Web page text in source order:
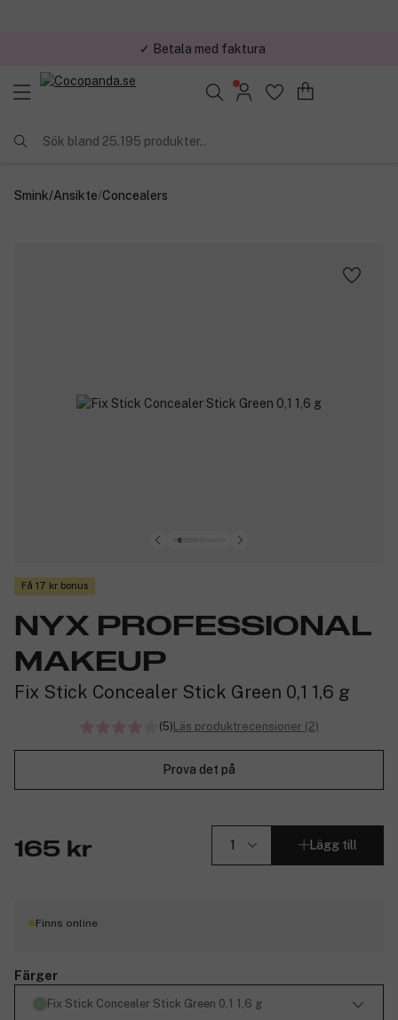
✓ Trygg E-handel
Sök bland 25.195 produkter..
Smink/Ansikte/Concealers
Få 17 kr bonus
NYX PROFESSIONAL
MAKEUP
Fix Stick Concealer Stick Green 0,1 1,6 g
(5)Läs produktrecensioner (2)
Prova det på
165 kr Lägg till
Finns online
Färger
Fix Stick Concealer Stick Green 0,1 1,6 g